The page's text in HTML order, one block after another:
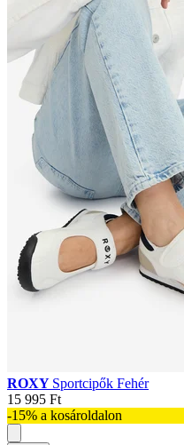
ROXY Sportcipők Fehér
15 995 Ft
-15% a kosároldalon